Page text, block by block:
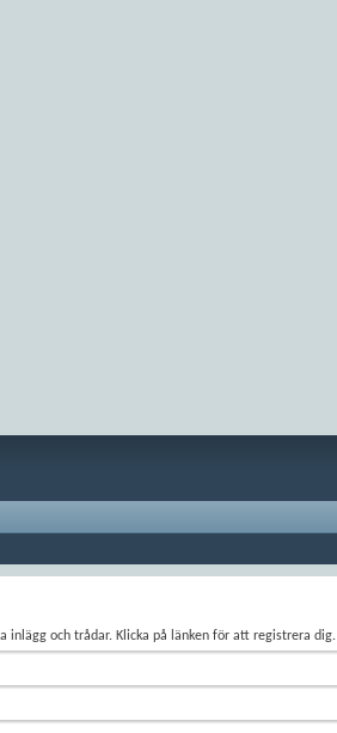
inlägg och trådar. Klicka på länken för att registrera dig.